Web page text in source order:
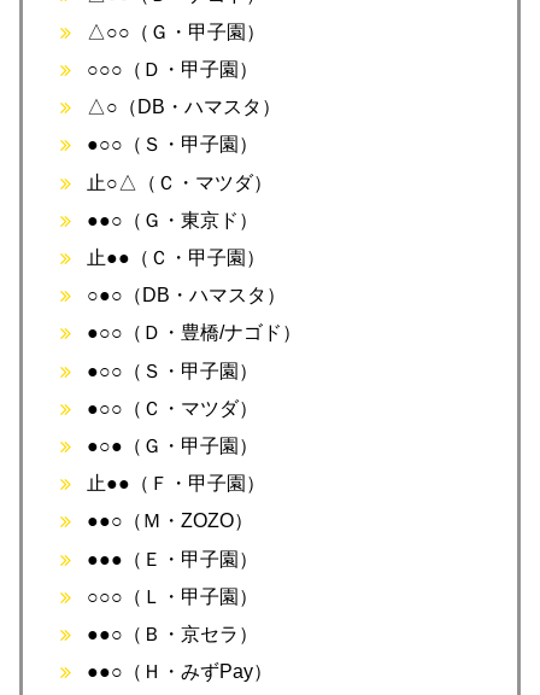
△○○（Ｇ・甲子園）
○○○（Ｄ・甲子園）
△○（DB・ハマスタ）
●○○（Ｓ・甲子園）
止○△（Ｃ・マツダ）
●●○（Ｇ・東京ド）
止●●（Ｃ・甲子園）
○●○（DB・ハマスタ）
●○○（Ｄ・豊橋/ナゴド）
●○○（Ｓ・甲子園）
●○○（Ｃ・マツダ）
●○●（Ｇ・甲子園）
止●●（Ｆ・甲子園）
●●○（Ｍ・ZOZO）
●●●（Ｅ・甲子園）
○○○（Ｌ・甲子園）
●●○（Ｂ・京セラ）
●●○（Ｈ・みずPay）